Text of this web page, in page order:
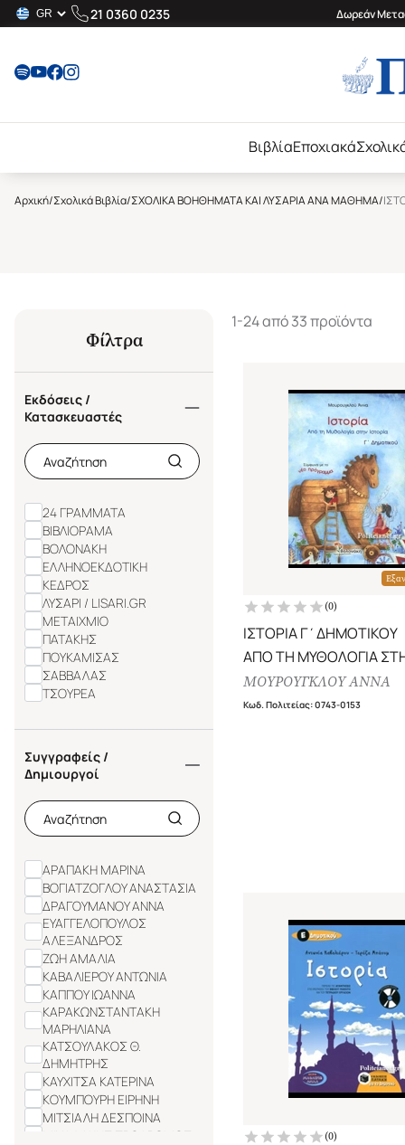
21 0360 0235 Δωρεάν
ΒιβλίαΕποχιακά
Αρχική/Σχολικά Βιβλία/ΣΧΟΛΙΚΑ ΒΟΗΘΗΜΑΤΑ ΚΑΙ ΛΥΣΑΡΙΑ ΑΝΑ ΜΑΘΗΜΑ/
Φίλτρα
Εκδόσεις /
Κατασκευαστές
24 ΓΡΑΜΜΑΤΑ
ΒΙΒΛΙΟΡΑΜΑ
ΒΟΛΟΝΑΚΗ
ΕΛΛΗΝΟΕΚΔΟΤΙΚΗ
ΚΕΔΡΟΣ
ΛΥΣΑΡΙ / LISARI.GR
ΜΕΤΑΙΧΜΙΟ
ΠΑΤΑΚΗΣ
ΠΟΥΚΑΜΙΣΑΣ
ΣΑΒΒΑΛΑΣ
ΤΣΟΥΡΕΑ
Συγγραφείς /
Δημιουργοί
ΑΡΑΠΑΚΗ ΜΑΡΙΝΑ
ΒΟΓΙΑΤΖΟΓΛΟΥ ΑΝΑΣΤΑΣΙΑ
ΔΡΑΓΟΥΜΑΝΟΥ ΑΝΝΑ
ΕΥΑΓΓΕΛΟΠΟΥΛΟΣ
ΑΛΕΞΑΝΔΡΟΣ
ΖΩΗ ΑΜΑΛΙΑ
ΚΑΒΑΛΙΕΡΟΥ ΑΝΤΩΝΙΑ
ΚΑΠΠΟΥ ΙΩΑΝΝΑ
ΚΑΡΑΚΩΝΣΤΑΝΤΑΚΗ
ΜΑΡΗΛΙΑΝΑ
ΚΑΤΣΟΥΛΑΚΟΣ Θ.
ΔΗΜΗΤΡΗΣ
ΚΑΥΧΙΤΣΑ ΚΑΤΕΡΙΝΑ
ΚΟΥΜΠΟΥΡΗ ΕΙΡΗΝΗ
ΜΙΤΣΙΑΛΗ ΔΕΣΠΟΙΝΑ
ΜΙΧΑΛΑΚΗΣ ΠΡΟΔΡΟΜΟΣ
1-24 από 33 προϊόντα
(0)
ΙΣΤΟΡΙΑ Γ΄ΔΗΜΟΤΙΚΟΥ
ΑΠΟ ΤΗ ΜΥΘΟΛΟΓΙΑ
ΙΣΤΟΡΙΑ
ΜΟΥΡΟΥΓΚΛΟΥ ΑΝΝΑ
Κωδ. Πολιτείας:0743-0153
(0)